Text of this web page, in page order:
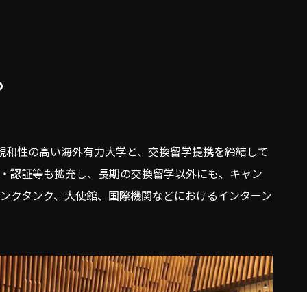
性の高い海外有力大学と、交換留学提携を締結して
認証等も拡充し、長期の交換留学以外にも、キャン
クタンク、大使館、国際機関などにおけるインターン